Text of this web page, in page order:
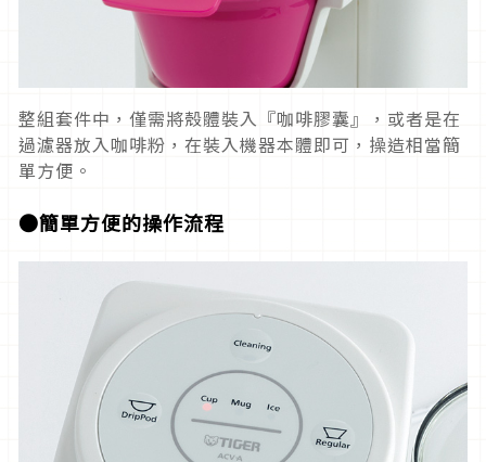
整組套件中，僅需將殼體裝入『咖啡膠囊』，或者是在
過濾器放入咖啡粉，在裝入機器本體即可，操造相當簡
單方便。
●簡單方便的操作流程